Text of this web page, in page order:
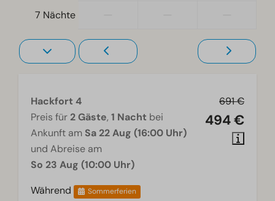
7 Nächte
691 €
494 €
Hackfort 4
Preis für 2 Gäste, 1 Nacht bei
Ankunft am Sa 22 Aug (16:00 Uhr)
und Abreise am
So 23 Aug (10:00 Uhr)
Während
Sommerferien